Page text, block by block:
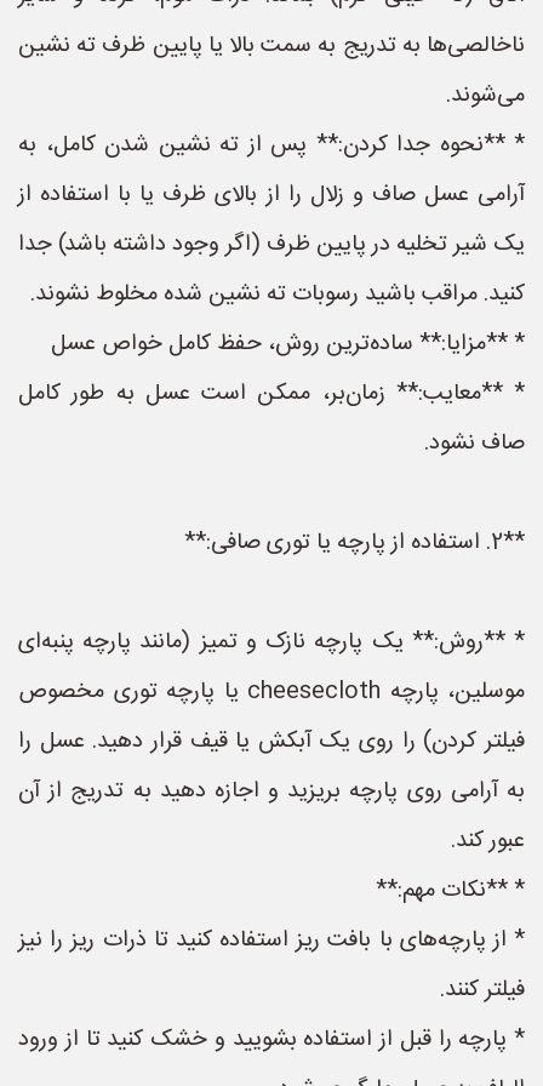
ناخالصی‌ها به تدریج به سمت بالا یا پایین ظرف ته نشین
می‌شوند.
* **نحوه جدا کردن:** پس از ته نشین شدن کامل، به
آرامی عسل صاف و زلال را از بالای ظرف یا با استفاده از
یک شیر تخلیه در پایین ظرف (اگر وجود داشته باشد) جدا
کنید. مراقب باشید رسوبات ته نشین شده مخلوط نشوند.
* **مزایا:** ساده‌ترین روش، حفظ کامل خواص عسل
* **معایب:** زمان‌بر، ممکن است عسل به طور کامل
صاف نشود.
**2. استفاده از پارچه یا توری صافی:**
* **روش:** یک پارچه نازک و تمیز (مانند پارچه پنبه‌ای
موسلین، پارچه cheesecloth یا پارچه توری مخصوص
فیلتر کردن) را روی یک آبکش یا قیف قرار دهید. عسل را
به آرامی روی پارچه بریزید و اجازه دهید به تدریج از آن
عبور کند.
* **نکات مهم:**
* از پارچه‌های با بافت ریز استفاده کنید تا ذرات ریز را نیز
فیلتر کنند.
* پارچه را قبل از استفاده بشویید و خشک کنید تا از ورود